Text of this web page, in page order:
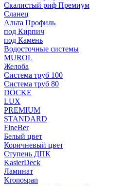
Скалистый риф Премиум
Сланец
Альта Профиль
под Кирпич
под Камень
Водосточные системы
MUROL
Желоба
Система труб 100
Система труб 80
DÖCKE
LUX
PREMIUM
STANDARD
FineBer
Белый цвет
Коричневый цвет
Ступень ДПК
KasierDeck
Ламинат
Kronospan